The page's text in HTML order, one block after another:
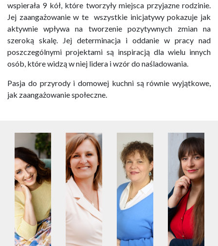
wspierała 9 kół, które tworzyły miejsca przyjazne rodzinie.
Jej zaangażowanie w te wszystkie inicjatywy pokazuje jak
aktywnie wpływa na tworzenie pozytywnych zmian na
szeroką skalę. Jej determinacja i oddanie w pracy nad
poszczególnymi projektami są inspiracją dla wielu innych
osób, które widzą w niej lidera i wzór do naśladowania.
Pasja do przyrody i domowej kuchni są równie wyjątkowe,
jak zaangażowanie społeczne.